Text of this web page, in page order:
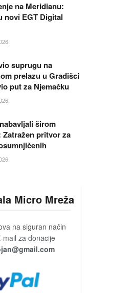
na Meridianu:
novi EGT Digital
suprugu na
prelazu u Gradišci
put za Njemačku
širom
Zatražen pritvor za
Micro Mreža
na siguran način
mail za donacije